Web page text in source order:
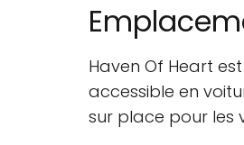
Haven Of Heart
accessible en
sur place pour les